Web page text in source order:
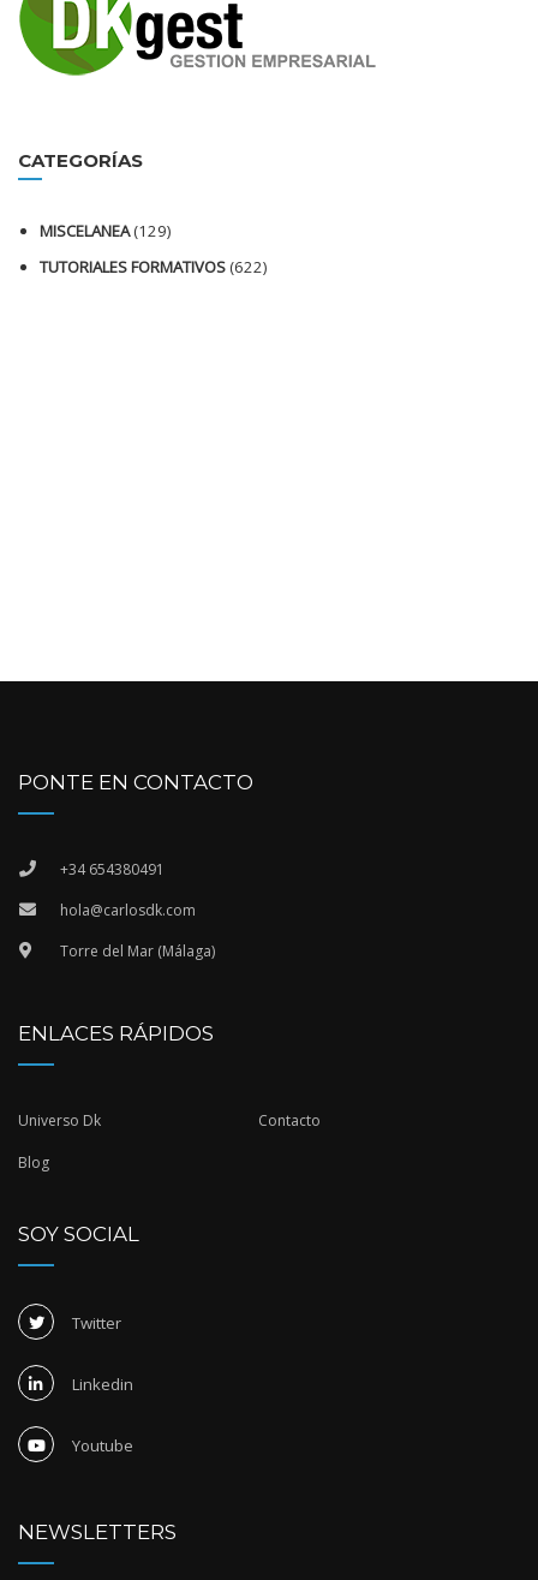
CATEGORÍAS
MISCELANEA(129)
TUTORIALES FORMATIVOS(622)
PONTE EN CONTACTO
+34 654380491
hola@carlosdk.com
Torre del Mar (Málaga)
ENLACES RÁPIDOS
Universo Dk Contacto
Blog
SOY SOCIAL
Twitter
Linkedin
Youtube
NEWSLETTERS